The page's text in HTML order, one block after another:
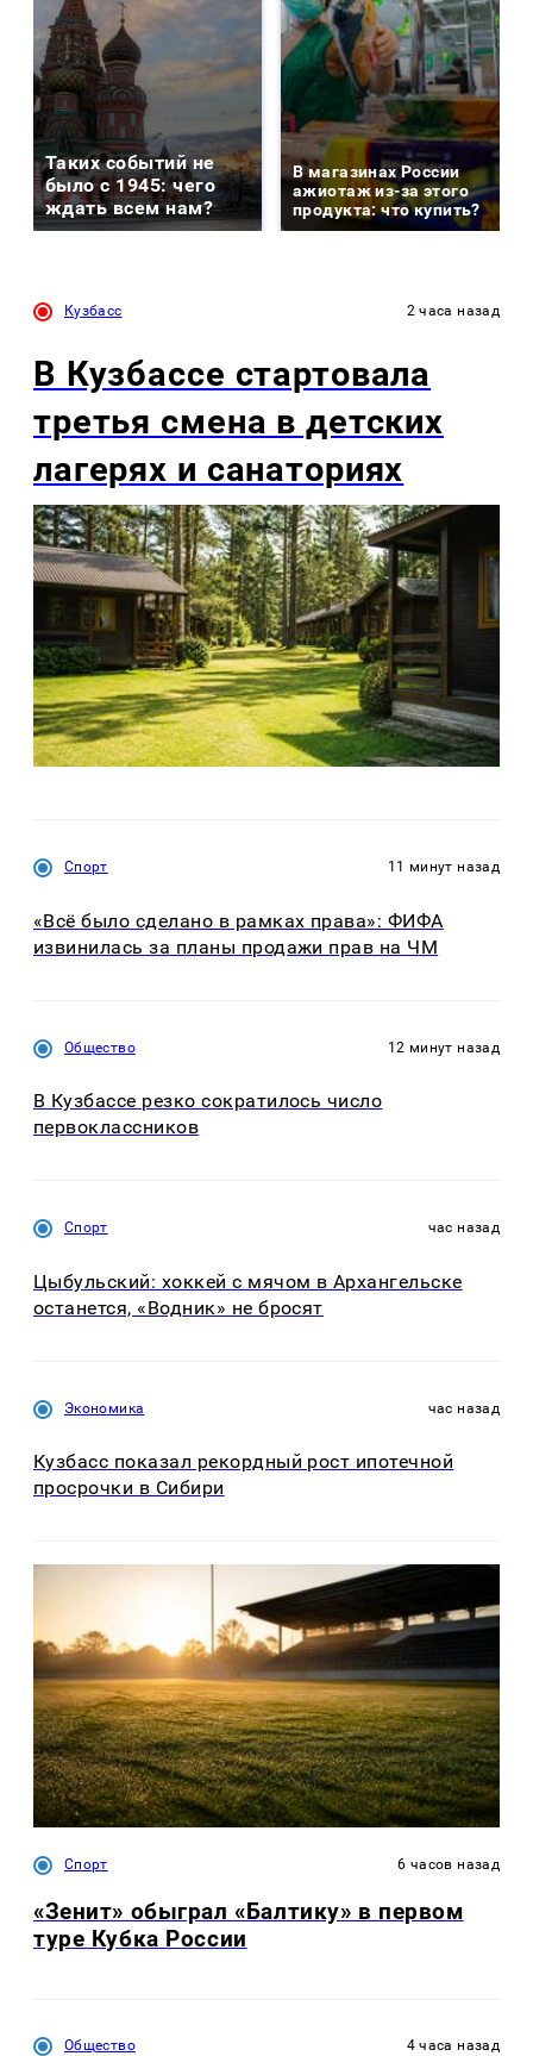
Таких событий не
было с 1945: чего
ждать всем нам?
В магазинах России
ажиотаж из-за этого
продукта: что купить?
Кузбасс 2 часа назад
В Кузбассе стартовала
третья смена в детских
лагерях и санаториях
Спорт 11 минут назад
«Всё было сделано в рамках права»: ФИФА
извинилась за планы продажи прав на ЧМ
Общество 12 минут назад
В Кузбассе резко сократилось число
первоклассников
Спорт час назад
Цыбульский: хоккей с мячом в Архангельске
останется, «Водник» не бросят
Экономика час назад
Кузбасс показал рекордный рост ипотечной
просрочки в Сибири
Спорт 6 часов назад
«Зенит» обыграл «Балтику» в первом
туре Кубка России
Общество 4 часа назад